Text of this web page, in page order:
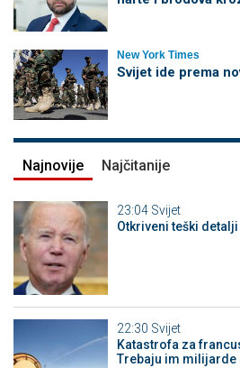
New York Times
Svijet ide prema
Najnovije Najčitanije
23:04 Svijet
Otkriveni teški
22:30 Svijet
Katastrofa za
Trebaju im milijarde